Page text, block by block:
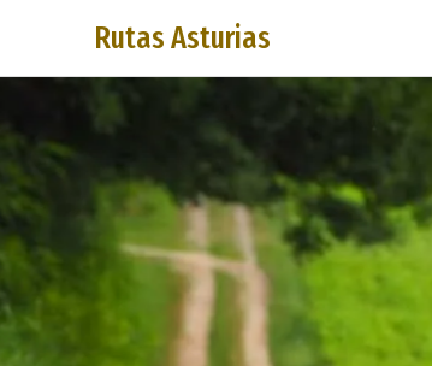
Rutas Asturias